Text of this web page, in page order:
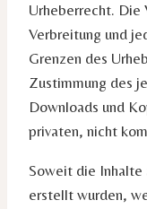
Urheberrecht.
Verbreitung und
Grenzen des
Zustimmung des
Downloads und
privaten, nicht
Soweit die
erstellt wurden,